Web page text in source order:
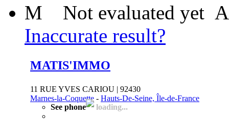
M Not evaluated yet
Inaccurate result?
MATIS'IMMO
11 RUE YVES CARIOU | 92430
Marnes-la-Coquette - Hauts-De-Seine, Île-de-France
See phone
loading...